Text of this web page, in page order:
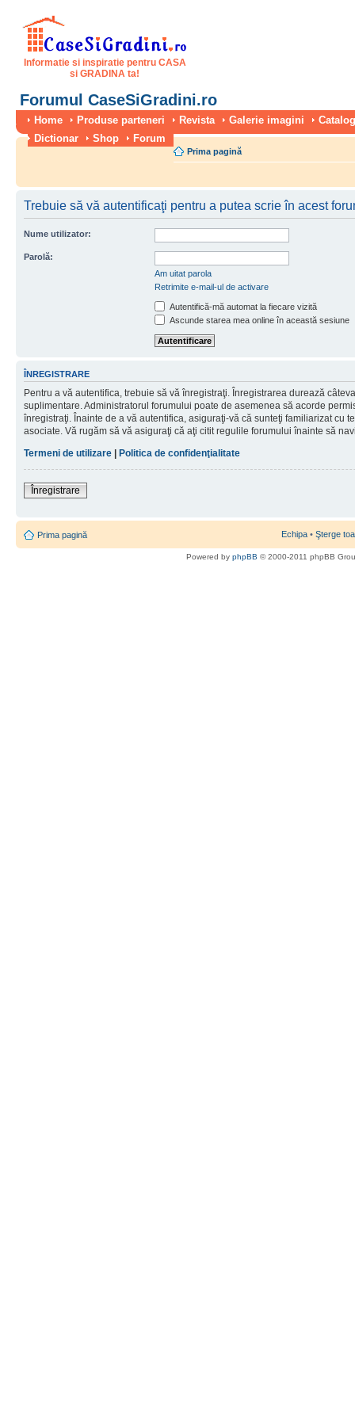
Informatie si inspiratie pentru CASA
si GRADINA ta!
Forumul CaseSiGradini.ro
Home Produse parteneri Revista Galerie imagini
Dictionar
Shop Forum
Prima pagină
Trebuie să vă autentificaţi pentru a putea scrie în acest
Nume utilizator:
Parolă:
Am uitat parola
Retrimite e-mail-ul de activare
Autentifică-mă automat la fiecare vizită
Ascunde starea mea online în această sesiune
ÎNREGISTRARE
Pentru a vă autentifica, trebuie să vă înregistraţi. Înregistrarea durează
suplimentare. Administratorul forumului poate de asemenea să acorde
înregistraţi. Înainte de a vă autentifica, asiguraţi-vă că sunteţi familiarizat cu
asociate. Vă rugăm să vă asiguraţi că aţi citit regulile forumului înainte să
Termeni de utilizare | Politica de confidenţialitate
Înregistrare
Prima pagină Echipa • Şterge
Powered by phpBB © 2000-2011 phpBB